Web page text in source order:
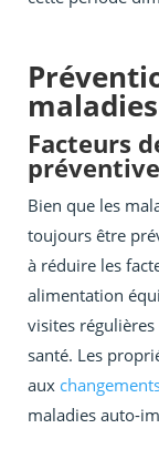
Facteurs
Bien que les
toujours être
à réduire les
alimentation
visites
santé. Les
aux
maladies auto-